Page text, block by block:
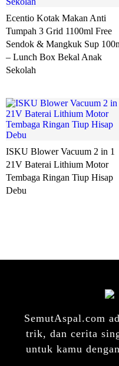
Ecentio Kotak Makan Anti
Tumpah 3 Grid 1100ml Free
Sendok & Mangkuk Sup
– Lunch Box Bekal Anak
Sekolah
ISKU Blower Vacuum 2 in 1
21V Baterai Lithium Motor
Tembaga Ringan Tiup Hisap
Debu
SemutAspal.com
trik, dan cerita
untuk kamu